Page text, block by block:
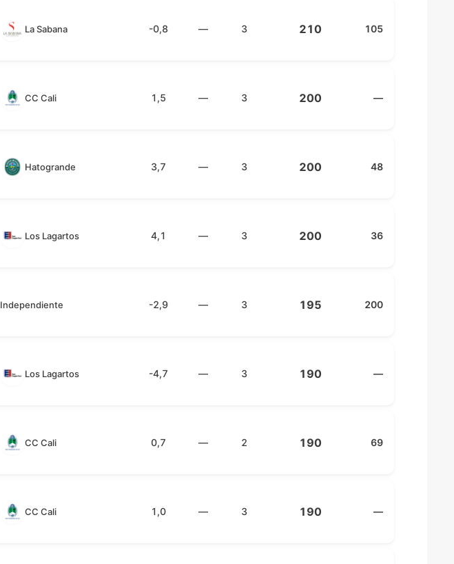
La Sabana -0,8 — 3 210 105
CC Cali 1,5 — 3 200 —
Hatogrande 3,7 — 3 200 48
Los Lagartos 4,1 — 3 200 36
Independiente -2,9 — 3 195 200
Los Lagartos -4,7 — 3 190 —
CC Cali 0,7 — 2 190 69
CC Cali 1,0 — 3 190 —